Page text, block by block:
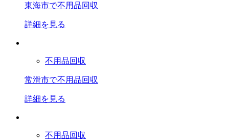
東海市で不用品回収
詳細を見る
不用品回収
常滑市で不用品回収
詳細を見る
不用品回収